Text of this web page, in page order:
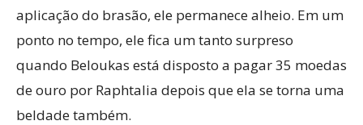
aplicação do brasão, ele permanece alheio. Em um
ponto no tempo, ele fica um tanto surpreso
quando Beloukas está disposto a pagar 35 moedas
de ouro por Raphtalia depois que ela se torna uma
beldade também.